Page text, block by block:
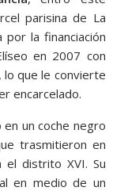
parisina de La
la financiación
en 2007 con
lo que le convierte
encarcelado.
un coche negro
trasmitieron en
distrito XVI. Su
en medio de un